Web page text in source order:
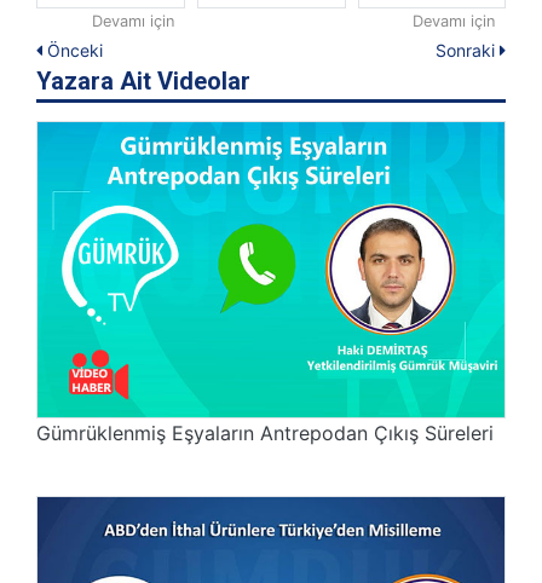
Devamı için
Devamı için
tıklayın
Önceki Sonraki
Yazara Ait Videolar
Gümrüklenmiş Eşyaların Antrepodan Çıkış Süreleri